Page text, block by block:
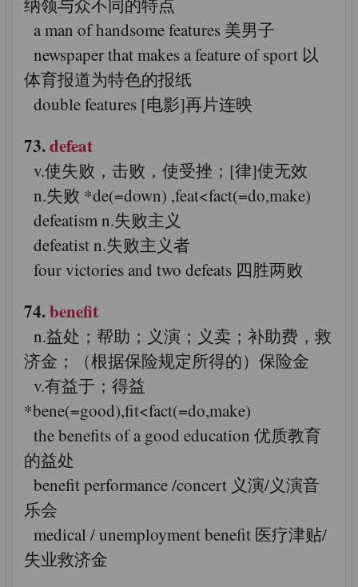
纳领与众不同的特点
a man of handsome features 美男子
newspaper that makes a feature of sport 以
体育报道为特色的报纸
double features [电影]再片连映
73.defeat
v.使失败，击败，使受挫；[律]使无效
n.失败 *de(=down) ,feat<fact(=do,make)
defeatism n.失败主义
defeatist n.失败主义者
four victories and two defeats 四胜两败
74.benefit
n.益处；帮助；义演；义卖；补助费，救
济金；（根据保险规定所得的）保险金
v.有益于；得益
*bene(=good),fit<fact(=do,make)
the benefits of a good education 优质教育
的益处
benefit performance /concert 义演/义演音
乐会
medical / unemployment benefit 医疗津贴/
失业救济金